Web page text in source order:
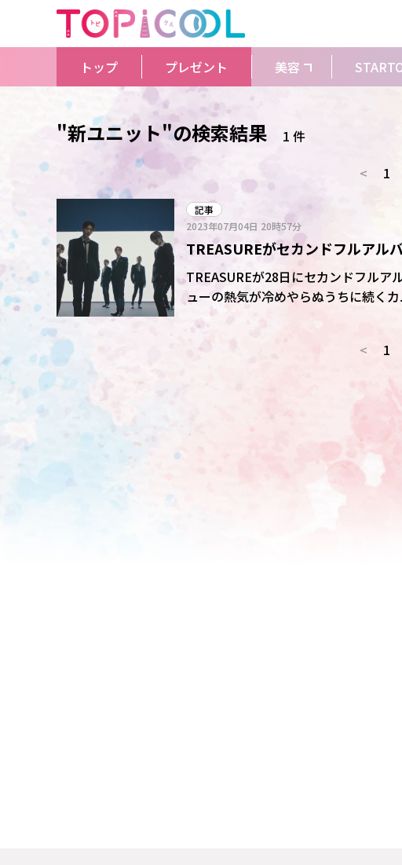
トップ プレゼント 美容
"新ユニット"の検索結果
1 件
<
1
記事
2023年07月04日 20時57分
TREASUREがセカンドフルアル
ーで話題
TREASUREが28日にセカンドフルア
ューの熱気が冷めやらぬうちに続く
< 1